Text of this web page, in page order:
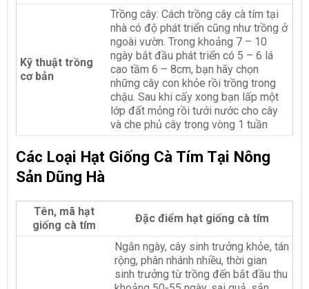
Kỹ thuật trồng
cơ bản
Trồng cây: Cách trồng cây cà tím tại
nhà có độ phát triển cũng như trồng ở
ngoài vườn. Trong khoảng 7 – 10
ngày bắt đầu phát triển có 5 – 6 lá
cao tầm 6 – 8cm, bạn hãy chọn
những cây con khỏe rồi trồng trong
chậu. Sau khi cấy xong bạn lấp một
lớp đất mỏng rồi tưới nước cho cây
và che phủ cây trong vòng 1 tuần
Các Loại Hạt Giống Cà Tím Tại Nông
Sản Dũng Hà
Tên, mã hạt
giống cà tím
Đặc điểm hạt giống cà tím
Ngắn ngày, cây sinh trưởng khỏe, tán
rộng, phân nhánh nhiều, thời gian
sinh trưởng từ trồng đến bắt đầu thu